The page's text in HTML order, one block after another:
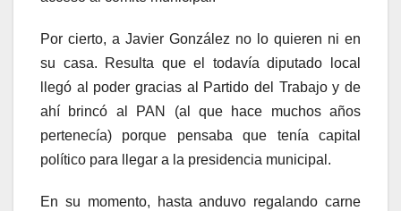
Por cierto, a Javier González no lo quieren ni en
su casa. Resulta que el todavía diputado local
llegó al poder gracias al Partido del Trabajo y de
ahí brincó al PAN (al que hace muchos años
pertenecía) porque pensaba que tenía capital
político para llegar a la presidencia municipal.
En su momento, hasta anduvo regalando carne